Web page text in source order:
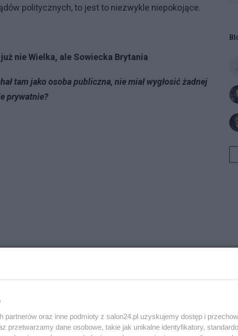
politycznych, to jest to niezwykle niepokojące.
nie Wielka, ale Sowiecka Brytania
tam jako osoba publiczna, nie miał wygłosić żadnej
prywatnie?
partnerów oraz inne podmioty z salon24.pl uzyskujemy dostęp i
przetwarzamy dane osobowe, takie jak unikalne identyfikatory,